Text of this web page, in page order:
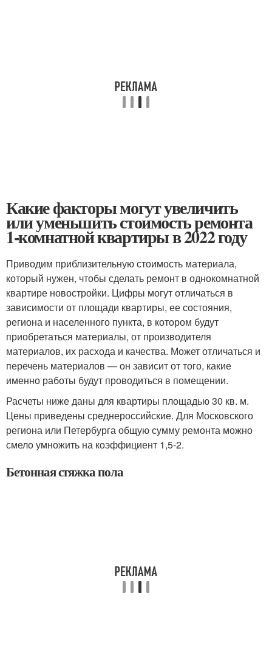
Какие факторы могут увеличить
или уменьшить стоимость ремонта
1-комнатной квартиры в 2022 году
Приводим приблизительную стоимость материала,
который нужен, чтобы сделать ремонт в однокомнатной
квартире новостройки. Цифры могут отличаться в
зависимости от площади квартиры, ее состояния,
региона и населенного пункта, в котором будут
приобретаться материалы, от производителя
материалов, их расхода и качества. Может отличаться и
перечень материалов — он зависит от того, какие
именно работы будут проводиться в помещении.
Расчеты ниже даны для квартиры площадью 30 кв. м.
Цены приведены среднероссийские. Для Московского
региона или Петербурга общую сумму ремонта можно
смело умножить на коэффициент 1,5-2.
Бетонная стяжка пола